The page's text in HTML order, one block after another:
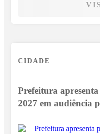
CIDADE
Prefeitura
2027 em audiência